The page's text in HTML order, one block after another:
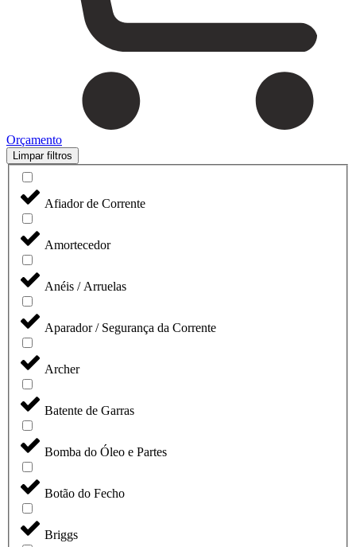
Orçamento
Limpar filtros
Afiador de Corrente
Amortecedor
Anéis / Arruelas
Aparador / Segurança da Corrente
Archer
Batente de Garras
Bomba do Óleo e Partes
Botão do Fecho
Briggs